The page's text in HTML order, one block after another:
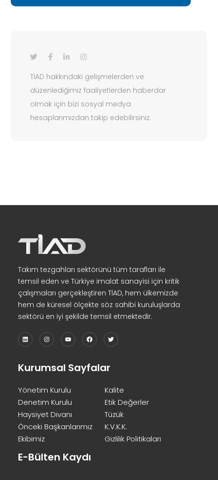
TİAD hakkındaki gelişmelerden ve
düzenlediğimiz faaliyetlerden haberdar
olmak için bizi sosyal medya
hesaplarımızdan takip edebilirsiniz.
Takım tezgahları sektörünü tüm tarafları ile
temsil eden ve Türkiye imalat sanayisi için kritik
çalışmaları gerçekleştiren TİAD, hem ülkemizde
hem de küresel ölçekte söz sahibi kuruluşlarda
sektörü en iyi şekilde temsil etmektedir.
Kurumsal Sayfalar
Yönetim Kurulu
Denetim Kurulu
Haysiyet Divanı
Önceki Başkanlarımız
Ekibimiz
Kalite
Etik Değerler
Tüzük
K.V.K.K.
Gizlilik Politikaları
E-Bülten Kaydı